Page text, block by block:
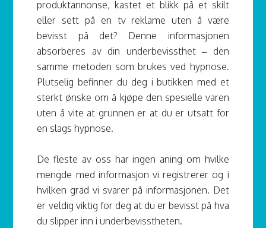
produktannonse, kastet et blikk på et skilt
eller sett på en tv reklame uten å være
bevisst på det? Denne informasjonen
absorberes av din underbevissthet – den
samme metoden som brukes ved hypnose.
Plutselig befinner du deg i butikken med et
sterkt ønske om å kjøpe den spesielle varen
uten å vite at grunnen er at du er utsatt for
en slags hypnose.
De fleste av oss har ingen aning om hvilke
mengde med informasjon vi registrerer og i
hvilken grad vi svarer på informasjonen. Det
er veldig viktig for deg at du er bevisst på hva
du slipper inn i underbevisstheten.